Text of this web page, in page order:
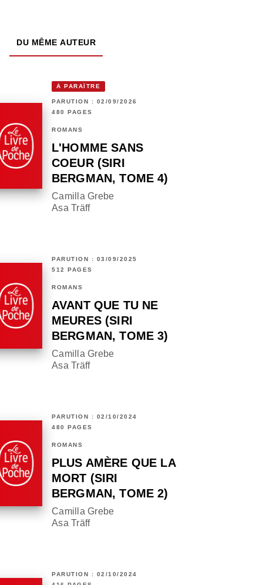
DU MÊME AUTEUR
À PARAÎTRE
PARUTION : 02/09/2026
480 PAGES
ROMANS
L'HOMME SANS
COEUR (SIRI
BERGMAN, TOME 4)
Camilla Grebe
Asa Träff
PARUTION : 03/09/2025
512 PAGES
ROMANS
AVANT QUE TU NE
MEURES (SIRI
BERGMAN, TOME 3)
Camilla Grebe
Asa Träff
PARUTION : 02/10/2024
480 PAGES
ROMANS
PLUS AMÈRE QUE LA
MORT (SIRI
BERGMAN, TOME 2)
Camilla Grebe
Asa Träff
PARUTION : 02/10/2024